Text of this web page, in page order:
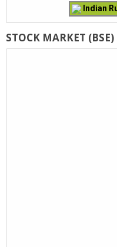
Indian
STOCK MARKET (BSE)